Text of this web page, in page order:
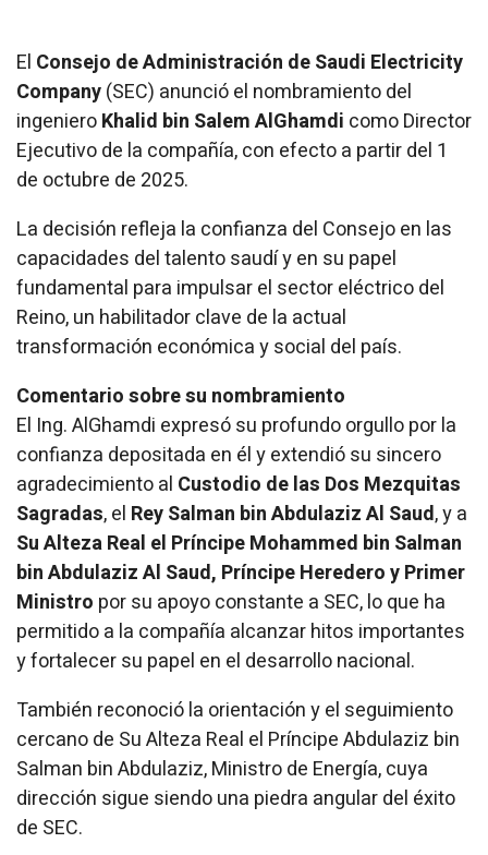
El Consejo de Administración de Saudi Electricity
Company(SEC) anunció el nombramiento del
ingenieroKhalid bin Salem AlGhamdi como Director
Ejecutivo de la compañía, con efecto a partir del 1
de octubre de 2025.
La decisión refleja la confianza del Consejo en las
capacidades del talento saudí y en su papel
fundamental para impulsar el sector eléctrico del
Reino, un habilitador clave de la actual
transformación económica y social del país.
Comentario sobre su nombramiento
El Ing. AlGhamdi expresó su profundo orgullo por la
confianza depositada en él y extendió su sincero
agradecimiento al Custodio de las Dos Mezquitas
Sagradas, el Rey Salman bin Abdulaziz Al Saud, y a
Su Alteza Real el Príncipe Mohammed bin Salman
bin Abdulaziz Al Saud, Príncipe Heredero y Primer
Ministro por su apoyo constante a SEC, lo que ha
permitido a la compañía alcanzar hitos importantes
y fortalecer su papel en el desarrollo nacional.
También reconoció la orientación y el seguimiento
cercano de Su Alteza Real el Príncipe Abdulaziz bin
Salman bin Abdulaziz, Ministro de Energía, cuya
dirección sigue siendo una piedra angular del éxito
de SEC.